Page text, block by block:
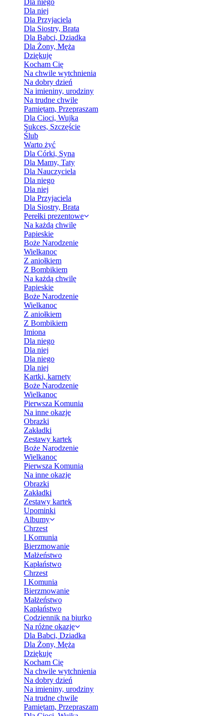
Dla niego
Dla niej
Dla Przyjaciela
Dla Siostry, Brata
Dla Babci, Dziadka
Dla Żony, Męża
Dziękuję
Kocham Cię
Na chwile wytchnienia
Na dobry dzień
Na imieniny, urodziny
Na trudne chwile
Pamiętam, Przepraszam
Dla Cioci, Wujka
Sukces, Szczęście
Ślub
Warto żyć
Dla Córki, Syna
Dla Mamy, Taty
Dla Nauczyciela
Dla niego
Dla niej
Dla Przyjaciela
Dla Siostry, Brata
Perełki prezentowe
Na każdą chwilę
Papieskie
Boże Narodzenie
Wielkanoc
Z aniołkiem
Z Bombikiem
Na każdą chwilę
Papieskie
Boże Narodzenie
Wielkanoc
Z aniołkiem
Z Bombikiem
Imiona
Dla niego
Dla niej
Dla niego
Dla niej
Kartki, karnety
Boże Narodzenie
Wielkanoc
Pierwsza Komunia
Na inne okazje
Obrazki
Zakładki
Zestawy kartek
Boże Narodzenie
Wielkanoc
Pierwsza Komunia
Na inne okazje
Obrazki
Zakładki
Zestawy kartek
Upominki
Albumy
Chrzest
I Komunia
Bierzmowanie
Małżeństwo
Kapłaństwo
Chrzest
I Komunia
Bierzmowanie
Małżeństwo
Kapłaństwo
Codziennik na biurko
Na różne okazje
Dla Babci, Dziadka
Dla Żony, Męża
Dziękuję
Kocham Cię
Na chwile wytchnienia
Na dobry dzień
Na imieniny, urodziny
Na trudne chwile
Pamiętam, Przepraszam